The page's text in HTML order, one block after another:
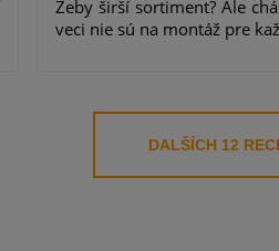
Žeby širší sortiment? Ale
veci nie sú na montáž pre
DALŠÍCH 12